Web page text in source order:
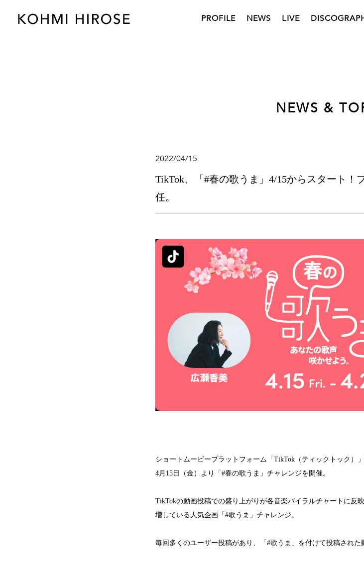
PROFILE NEWS LIVE
NEWS &
2022/04/15
TikTok、「#春の歌うま」4/15からスタート！
任。
ショートムービープラットフォーム「TikTok（ティックトック）」
4月15日（金）より「#春の歌うま」チャレンジを開催。
TikTokの動画投稿での盛り上がりが各音楽バイラルチャートに反
増している人気企画「#歌うま」チャレンジ。
毎回多くのユーザー投稿があり、「#歌うま」を付けて投稿された